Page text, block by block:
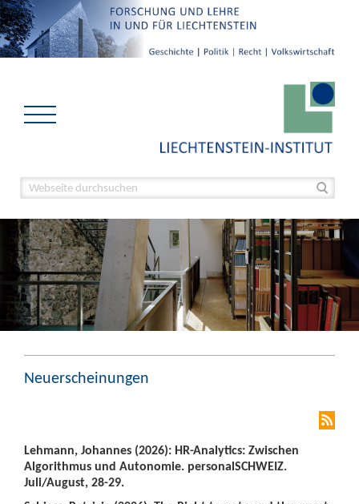
Neuerscheinungen
Lehmann, Johannes (2026): HR-Analytics: Zwischen
Algorithmus und Autonomie. personalSCHWEIZ.
Juli/August, 28-29.